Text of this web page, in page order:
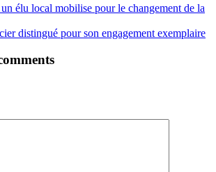
élu local mobilise pour le changement de la
distingué pour son engagement exemplaire